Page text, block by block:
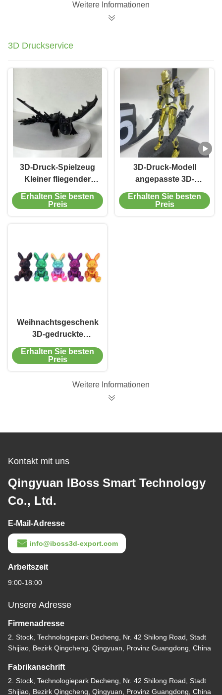
Weitere Informationen
3D Druckservice
3D-Druck-Spielzeug
Kleiner fliegender
Drache 3D-Druck-
Prototyping-Service
Erhalten Sie besten
Preis
3D-Druck-Modell
angepasste 3D-
Druckdienste
Prototyping 3D-
Erhalten Sie besten
Preis
Weihnachtsgeschenk
3D-gedruckte
Kaninchen
Geschenkbox Set
Erhalten Sie besten
Preis
Weitere Informationen
Kontakt mit uns
Qingyuan IBoss Smart Technology
Co., Ltd.
E-Mail-Adresse
info@iboss3d-export.com
Arbeitszeit
9:00-18:00
Unsere Adresse
Firmenadresse
2. Stock, Technologiepark Decheng, Nr. 42 Shilong Road, Stadt
Shijiao, Bezirk Qingcheng, Qingyuan, Provinz Guangdong, China
Fabrikanschrift
2. Stock, Technologiepark Decheng, Nr. 42 Shilong Road, Stadt
Shijiao, Bezirk Qingcheng, Qingyuan, Provinz Guangdong, China